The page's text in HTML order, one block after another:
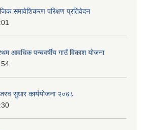
समावेशिकरण परिक्षण प्रतिवेदन
आवधिक पन्चवर्षीय गाउँ विकाश योजना
सुधार कार्ययोजना २०७८